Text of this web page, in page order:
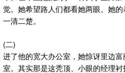
觉。她希望路人们都看她两眼。她
一清二楚。
(二)
进了他的宽大办公室，她惊讶里边
室。其实那是这秃顶、小眼的经理